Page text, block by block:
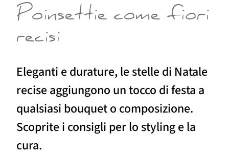
Poinsettie come fiori
recisi
Eleganti e durature, le stelle di Natale
recise aggiungono un tocco di festa a
qualsiasi bouquet o composizione.
Scoprite i consigli per lo styling e la
cura.